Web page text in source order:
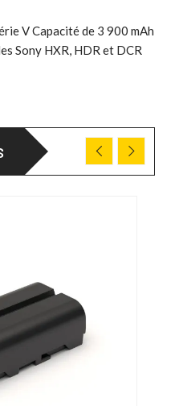
V Capacité de 3 900 mAh
Sony HXR, HDR et DCR